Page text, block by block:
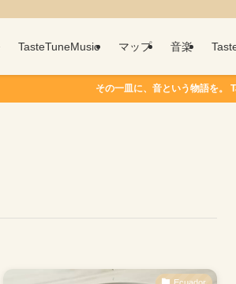
TasteTuneMusic マップ 音楽
その一皿に、音という物語を。
Ecuador